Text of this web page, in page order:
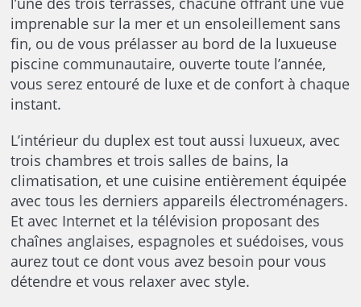
imprenable sur la mer et un ensoleillement sans
fin, ou de vous prélasser au bord de la luxueuse
piscine communautaire, ouverte toute l’année,
vous serez entouré de luxe et de confort à chaque
instant.
L’intérieur du duplex est tout aussi luxueux, avec
trois chambres et trois salles de bains, la
climatisation, et une cuisine entièrement équipée
avec tous les derniers appareils électroménagers.
Et avec Internet et la télévision proposant des
chaînes anglaises, espagnoles et suédoises, vous
aurez tout ce dont vous avez besoin pour vous
détendre et vous relaxer avec style.